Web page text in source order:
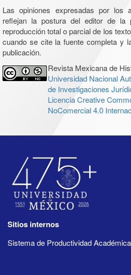
Las opiniones expresadas por los
reflejan la postura del editor de la
reproducción total o parcial de los
cuando se cite la fuente completa y
publicación.
Revista Mexicana de
Universidad Nacional
de Investigaciones
Licencia Creative
NoComercial 4.0
Sitios internos
Sistema de Productividad Académica